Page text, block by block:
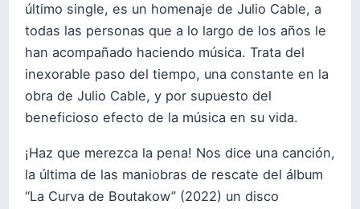
último single, es un homenaje de Julio Cable, a
todas las personas que a lo largo de los años le
han acompañado haciendo música. Trata del
inexorable paso del tiempo, una constante en la
obra de Julio Cable, y por supuesto del
beneficioso efecto de la música en su vida.
¡Haz que merezca la pena! Nos dice una canción,
la última de las maniobras de rescate del álbum
“La Curva de Boutakow” (2022) un disco